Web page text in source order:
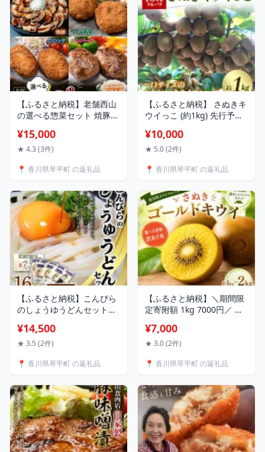
【ふるさと納税】老舗西山
の選べる惣菜セット 焼豚
バーグ バーグカツ ご当地
グルメ 食品 四国 香川県 琴
¥15,000
★ 4.3 (3件)
📍 香川県琴平町 の返礼品
【ふるさと納税】 さぬきキ
ウイっこ (約1kg) 先行予約
頃お届け フルーツ 果物 く
だもの キウイ さぬき キウ
フルーツ デザート 食品 名
国 1万円 F5J-669
¥10,000
★ 5.0 (2件)
📍 香川県琴平町 の返礼品
【ふるさと納税】こんぴら
のしょうゆうどんセット
詰合せ 半生 うどん 讃岐 さ
ぬきうどん つゆ付き しょ
品 名産品 グルメ 四国 F5J-
¥14,500
★ 3.5 (2件)
📍 香川県琴平町 の返礼品
【ふるさと納税】＼期間限
定寄附額 1kg 7000円／ さ
約2kg 先行予約 2026年10
月〜2026年12月頃お届け
ーツ さぬき ゴールドキウ
イ 食品 名産 四国 F5J-
813var
¥7,000
★ 3.0 (2件)
📍 香川県琴平町 の返礼品